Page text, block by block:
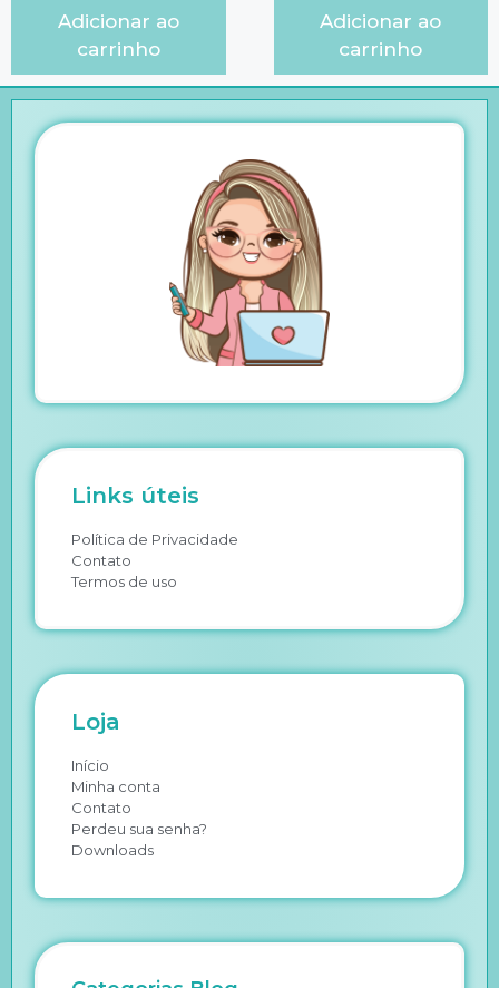
Adicionar ao
carrinho
Adicionar ao
carrinho
Links úteis
Política de Privacidade
Contato
Termos de uso
Loja
Início
Minha conta
Contato
Perdeu sua senha?
Downloads